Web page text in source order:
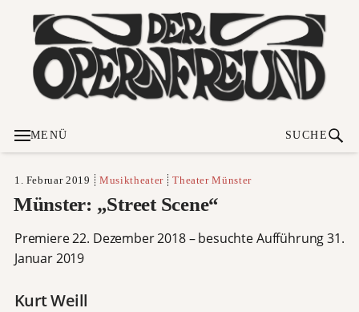
MENÜ SUCHE
1. Februar 2019 Musiktheater Theater Münster
Münster: „Street Scene“
Premiere 22. Dezember 2018 – besuchte Aufführung 31.
Januar 2019
Kurt Weill